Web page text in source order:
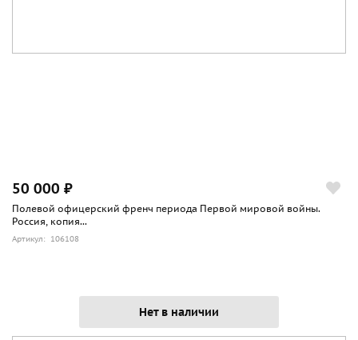
50 000 ₽
Полевой офицерский френч периода Первой мировой войны.
Россия, копия...
Артикул: 106108
Нет в наличии